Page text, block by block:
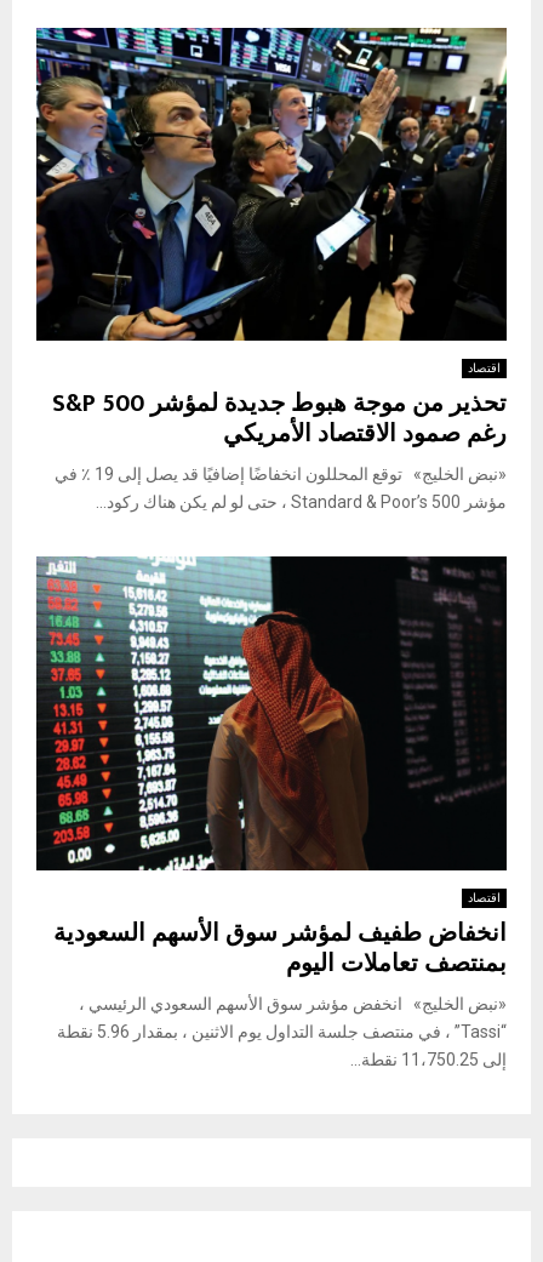
اقتصاد
تحذير من موجة هبوط جديدة لمؤشر S&P 500
رغم صمود الاقتصاد الأمريكي
«نبض الخليج» توقع المحللون انخفاضًا إضافيًا قد يصل إلى 19 ٪ في
مؤشر Standard & Poor’s 500 ، حتى لو لم يكن هناك ركود...
اقتصاد
انخفاض طفيف لمؤشر سوق الأسهم السعودية
بمنتصف تعاملات اليوم
«نبض الخليج» انخفض مؤشر سوق الأسهم السعودي الرئيسي ،
“Tassi” ، في منتصف جلسة التداول يوم الاثنين ، بمقدار 5.96 نقطة
إلى 11،750.25 نقطة...